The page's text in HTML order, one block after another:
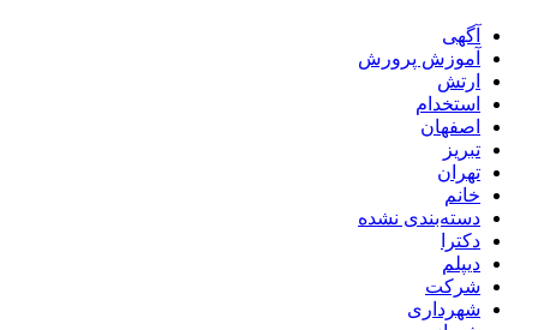
آگهی
آموزش پرورش
ارتش
استخدام
اصفهان
تبریز
تهران
خانم
دسته‌بندی نشده
دکترا
دیپلم
شرکت
شهرداری